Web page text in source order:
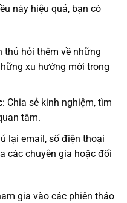
này hiệu quả, bạn có
thủ hỏi thêm về những
xu hướng mới trong
: Chia sẻ kinh nghiệm, tìm
tâm.
lại email, số điện thoại
các chuyên gia hoặc đối
gia vào các phiên thảo